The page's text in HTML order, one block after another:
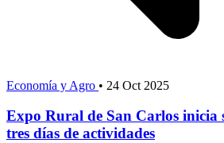
Economía y Agro • 24 Oct 2025
Expo Rural de San Carlos inicia
tres días de actividades